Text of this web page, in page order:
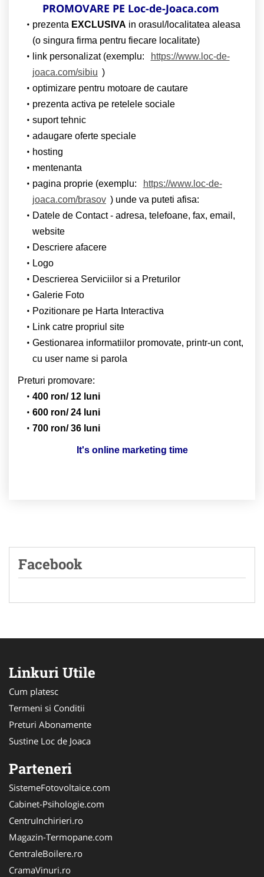
PROMOVARE PE Loc-de-Joaca.com
prezenta EXCLUSIVA in orasul/localitatea aleasa
(o singura firma pentru fiecare localitate)
link personalizat (exemplu:
https://www.loc-de-
joaca.com/sibiu )
optimizare pentru motoare de cautare
prezenta activa pe retelele sociale
suport tehnic
adaugare oferte speciale
hosting
mentenanta
pagina proprie (exemplu:
https://www.loc-de-
joaca.com/brasov ) unde va puteti afisa:
Datele de Contact - adresa, telefoane, fax, email,
website
Descriere afacere
Logo
Descrierea Serviciilor si a Preturilor
Galerie Foto
Pozitionare pe Harta Interactiva
Link catre propriul site
Gestionarea informatiilor promovate, printr-un cont,
cu user name si parola
Preturi promovare:
400 ron/ 12 luni
600 ron/ 24 luni
700 ron/ 36 luni
It's online marketing time
Facebook
Linkuri Utile
Cum platesc
Termeni si Conditii
Preturi Abonamente
Sustine Loc de Joaca
Parteneri
SistemeFotovoltaice.com
Cabinet-Psihologie.com
CentruInchirieri.ro
Magazin-Termopane.com
CentraleBoilere.ro
CramaVinuri.ro